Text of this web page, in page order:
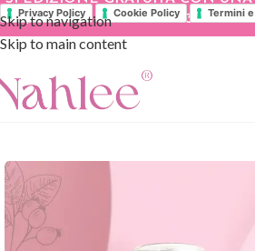
Privacy Policy Cookie Policy Termini
Skip to navigation
Skip to main content
39.90